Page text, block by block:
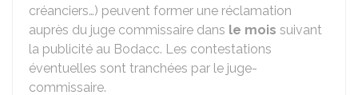
créanciers…) peuvent former une réclamation
auprès du juge commissaire dans le mois suivant
la publicité au Bodacc. Les contestations
éventuelles sont tranchées par le juge-
commissaire.